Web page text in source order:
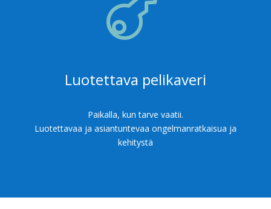
Luotettava pelikaveri
Paikalla, kun tarve vaatii.
Luotettavaa ja asiantuntevaa ongelmanratkaisua ja
kehitystä